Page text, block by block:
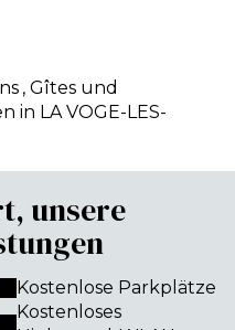
, Gîtes und
in LA VOGE-LES-
unsere
Kostenlose Parkplätze
Kostenloses